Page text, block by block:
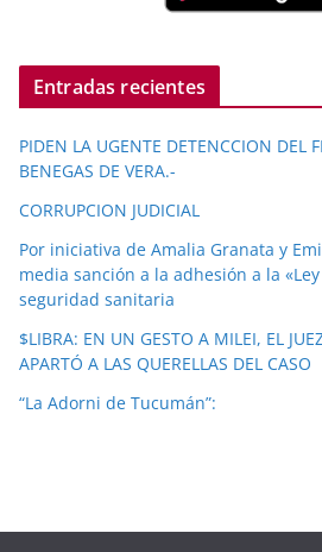
Entradas recientes
PIDEN LA UGENTE DETENCCION DEL
BENEGAS DE VERA.-
CORRUPCION JUDICIAL
Por iniciativa de Amalia Granata y
media sanción a la adhesión a la
seguridad sanitaria
$LIBRA: EN UN GESTO A MILEI, EL
APARTÓ A LAS QUERELLAS DEL CASO
“La Adorni de Tucumán”: